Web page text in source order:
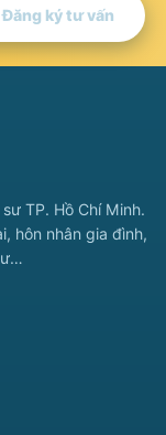
Đăng ký tư vấn
TP. Hồ Chí Minh.
hôn nhân gia đình,